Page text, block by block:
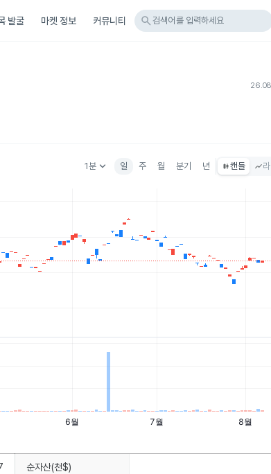
발굴 마켓 정보 커뮤니티 search 검색어를 입력하세요
1분keyboard_arrow_down 일 주 월 분기 년 캔들